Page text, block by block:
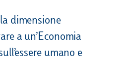
dimensione
a un’Economia
umano e